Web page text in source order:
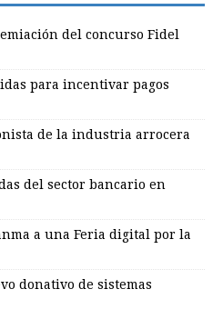
del concurso Fidel
para incentivar pagos
de la industria arrocera
del sector bancario en
a una Feria digital por la
donativo de sistemas